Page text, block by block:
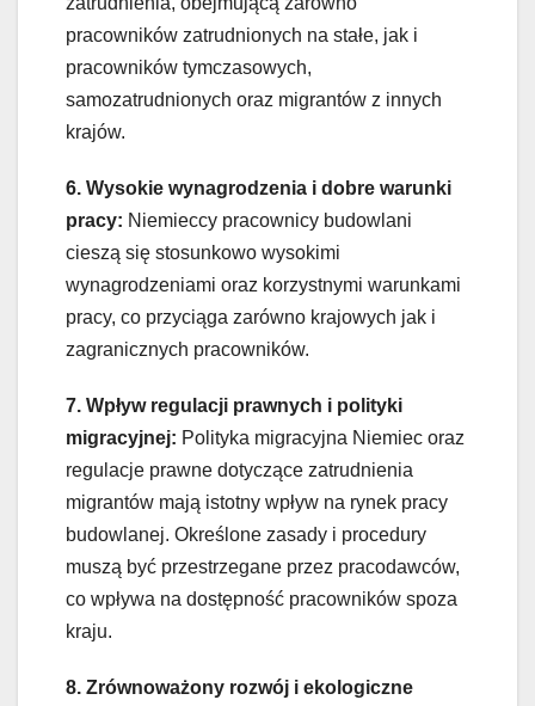
pracowników zatrudnionych na stałe, jak i
pracowników tymczasowych,
samozatrudnionych oraz migrantów z innych
krajów.
6. Wysokie wynagrodzenia i dobre warunki
pracy: Niemieccy pracownicy budowlani
cieszą się stosunkowo wysokimi
wynagrodzeniami oraz korzystnymi warunkami
pracy, co przyciąga zarówno krajowych jak i
zagranicznych pracowników.
7. Wpływ regulacji prawnych i polityki
migracyjnej: Polityka migracyjna Niemiec oraz
regulacje prawne dotyczące zatrudnienia
migrantów mają istotny wpływ na rynek pracy
budowlanej. Określone zasady i procedury
muszą być przestrzegane przez pracodawców,
co wpływa na dostępność pracowników spoza
kraju.
8. Zrównoważony rozwój i ekologiczne